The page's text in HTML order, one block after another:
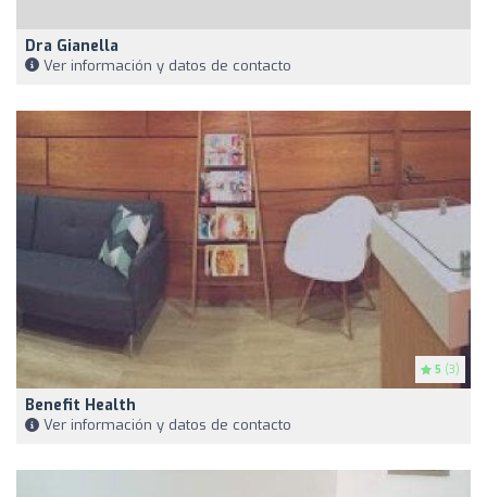
Dra Gianella
Ver información y datos de contacto
5 (3)
Benefit Health
Ver información y datos de contacto